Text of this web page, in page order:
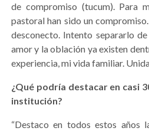
de compromiso (tucum). Para
pastoral han sido un
desconecto. Intento separarlo
amor y la oblación ya existen
experiencia, mi vida familiar.
¿Qué podría destacar en casi
institución?
“Destaco en todos estos años